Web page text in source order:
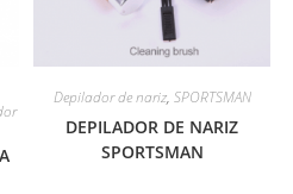
Depilador de nariz, SPORTSMAN
DEPILADOR DE NARIZ
SPORTSMAN